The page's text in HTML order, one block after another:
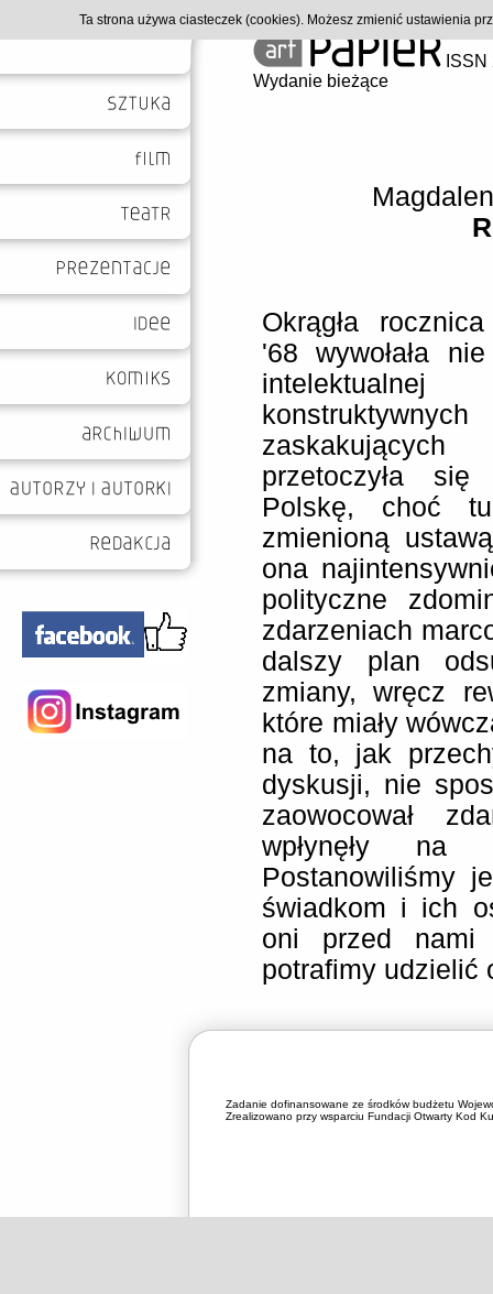
Wydanie bieżące
Okrągła
'68 wywołała
przetoczyła
Polskę, choć
zmienioną
ona
polityczne
zdarzeniach
dalszy plan
zmiany, wręcz
które miały
na to, jak
dyskusji, nie
zaowocował
wpłynęły na
Postanowiliśmy
świadkom i ich
oni przed
potrafimy udzielić
Zadanie dofinansowane ze środków budżetu
Zrealizowano przy wsparciu Fundacji Otwarty Kod
Ta strona używa ciasteczek (cookies). Możesz zmienić ustawienia